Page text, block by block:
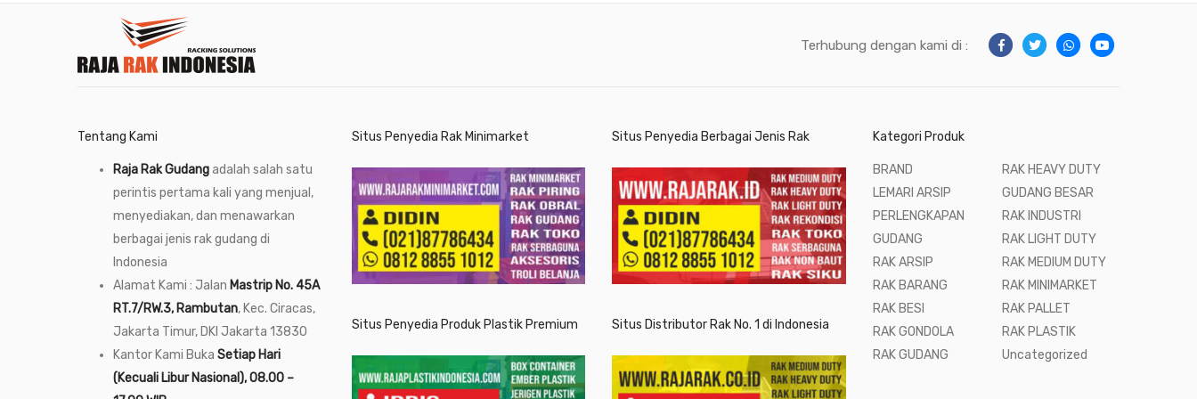
Terhubung dengan kami di :
Tentang Kami
Raja Rak Gudangadalah salah satu
perintis pertama kali yang menjual,
menyediakan, dan menawarkan
berbagai jenis rak gudang di
Indonesia
Alamat Kami : Jalan Mastrip No. 45A
RT.7/RW.3, Rambutan, Kec. Ciracas,
Jakarta Timur, DKI Jakarta 13830
Kantor Kami Buka Setiap Hari
(Kecuali Libur Nasional), 08.00 –
Situs Penyedia Rak Minimarket
Situs Penyedia Produk Plastik Premium
Situs Penyedia Berbagai Jenis Rak
Situs Distributor Rak No. 1 di Indonesia
Kategori Produk
BRAND
LEMARI ARSIP
PERLENGKAPAN
GUDANG
RAK ARSIP
RAK BARANG
RAK BESI
RAK GONDOLA
RAK GUDANG
RAK HEAVY DUTY
GUDANG BESAR
RAK INDUSTRI
RAK LIGHT DUTY
RAK MEDIUM DUTY
RAK MINIMARKET
RAK PALLET
RAK PLASTIK
Uncategorized